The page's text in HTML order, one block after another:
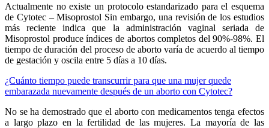
Actualmente no existe un protocolo estandarizado para el esquema
de Cytotec – Misoprostol Sin embargo, una revisión de los estudios
más reciente indica que la administración vaginal seriada de
Misoprostol produce índices de abortos completos del 90%-98%. El
tiempo de duración del proceso de aborto varía de acuerdo al tiempo
de gestación y oscila entre 5 días a 10 días.
¿Cuánto tiempo puede transcurrir para que una mujer quede
embarazada nuevamente después de un aborto con Cytotec?
No se ha demostrado que el aborto con medicamentos tenga efectos
a largo plazo en la fertilidad de las mujeres. La mayoría de las